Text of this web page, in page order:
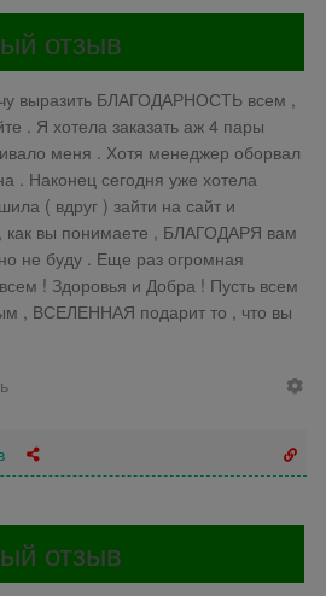
отзыв
выразить БЛАГОДАРНОСТЬ всем ,
. Я хотела заказать аж 4 пары
меня . Хотя менеджер оборвал
. Наконец сегодня уже хотела
( вдруг ) зайти на сайт и
как вы понимаете , БЛАГОДАРЯ вам
не буду . Еще раз огромная
! Здоровья и Добра ! Пусть всем
, ВСЕЛЕННАЯ подарит то , что вы
отзыв